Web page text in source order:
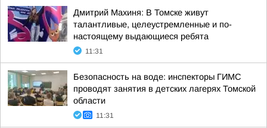
Дмитрий Махиня: В Томске живут
талантливые, целеустремленные и по-
настоящему выдающиеся ребята
11:31
Безопасность на воде: инспекторы ГИМС
проводят занятия в детских лагерях Томской
области
11:31